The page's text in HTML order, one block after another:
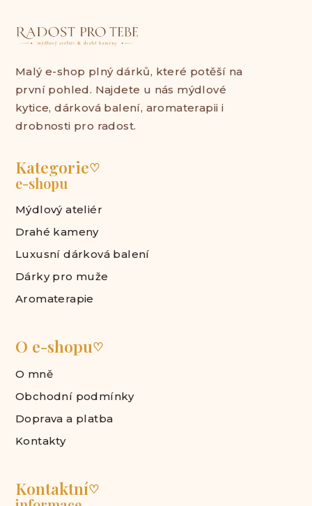
Malý e-shop plný dárků, které potěší na
první pohled. Najdete u nás mýdlové
kytice, dárková balení, aromaterapii i
drobnosti pro radost.
Kategorie♡
e-shopu
Mýdlový ateliér
Drahé kameny
Luxusní dárková balení
Dárky pro muže
Aromaterapie
O e-shopu♡
O mně
Obchodní podmínky
Doprava a platba
Kontakty
Kontaktní♡